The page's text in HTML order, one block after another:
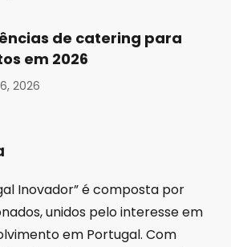
de catering para
em 2026
2026
Inovador” é composta por
unidos pelo interesse em
em Portugal. Com